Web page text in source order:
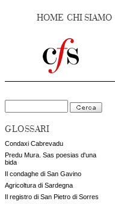
HOME CHI SIAMO
GLOSSARI
Condaxi Cabrevadu
Predu Mura. Sas poesias d'una
bida
Il condaghe di San Gavino
Agricoltura di Sardegna
Il registro di San Pietro di Sorres